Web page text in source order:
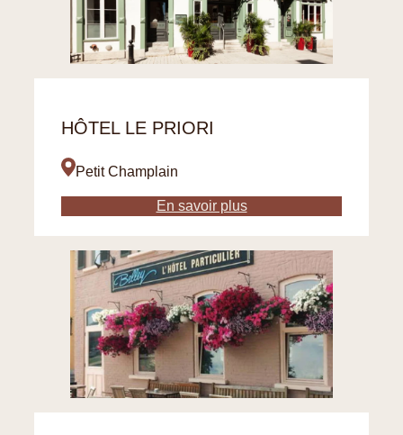
HÔTEL LE PRIORI
Petit Champlain
En savoir plus